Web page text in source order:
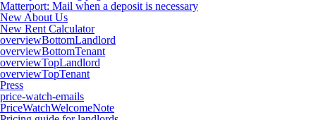
Matterport: Mail when a deposit is necessary
New About Us
New Rent Calculator
overviewBottomLandlord
overviewBottomTenant
overviewTopLandlord
overviewTopTenant
Press
price-watch-emails
PriceWatchWelcomeNote